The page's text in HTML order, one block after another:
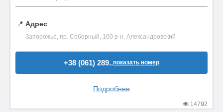
📍 Адрес
Запорожье, пр. Соборный, 100 р-н. Александровский
+38 (061) 289..показать номер
Подробнее
14792